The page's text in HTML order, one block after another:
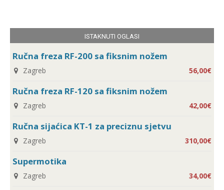
ISTAKNUTI OGLASI
Ručna freza RF-200 sa fiksnim nožem
Zagreb 56,00€
Ručna freza RF-120 sa fiksnim nožem
Zagreb 42,00€
Ručna sijaćica KT-1 za preciznu sjetvu
Zagreb 310,00€
Supermotika
Zagreb 34,00€